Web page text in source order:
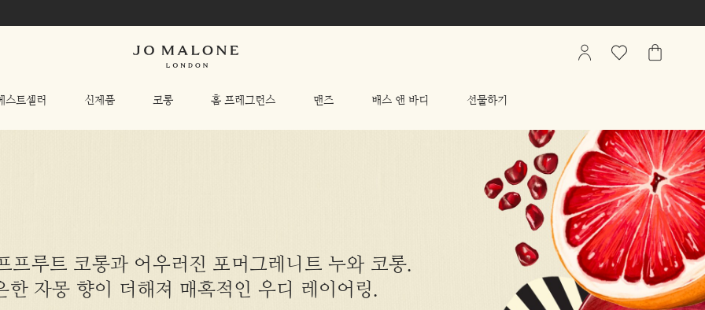
스트셀러 신제품 코롱 홈 프레그런스 맨즈 배스 앤 바디 선물하기
My
관
리
스
트
가
프루트 코롱과 어우러진 포머그레니트 누와 코롱.
한 자몽 향이 더해져 매혹적인 우디 레이어링.